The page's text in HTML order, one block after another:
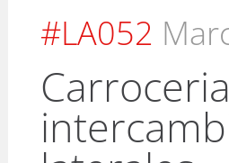
#LA052
Carroceria